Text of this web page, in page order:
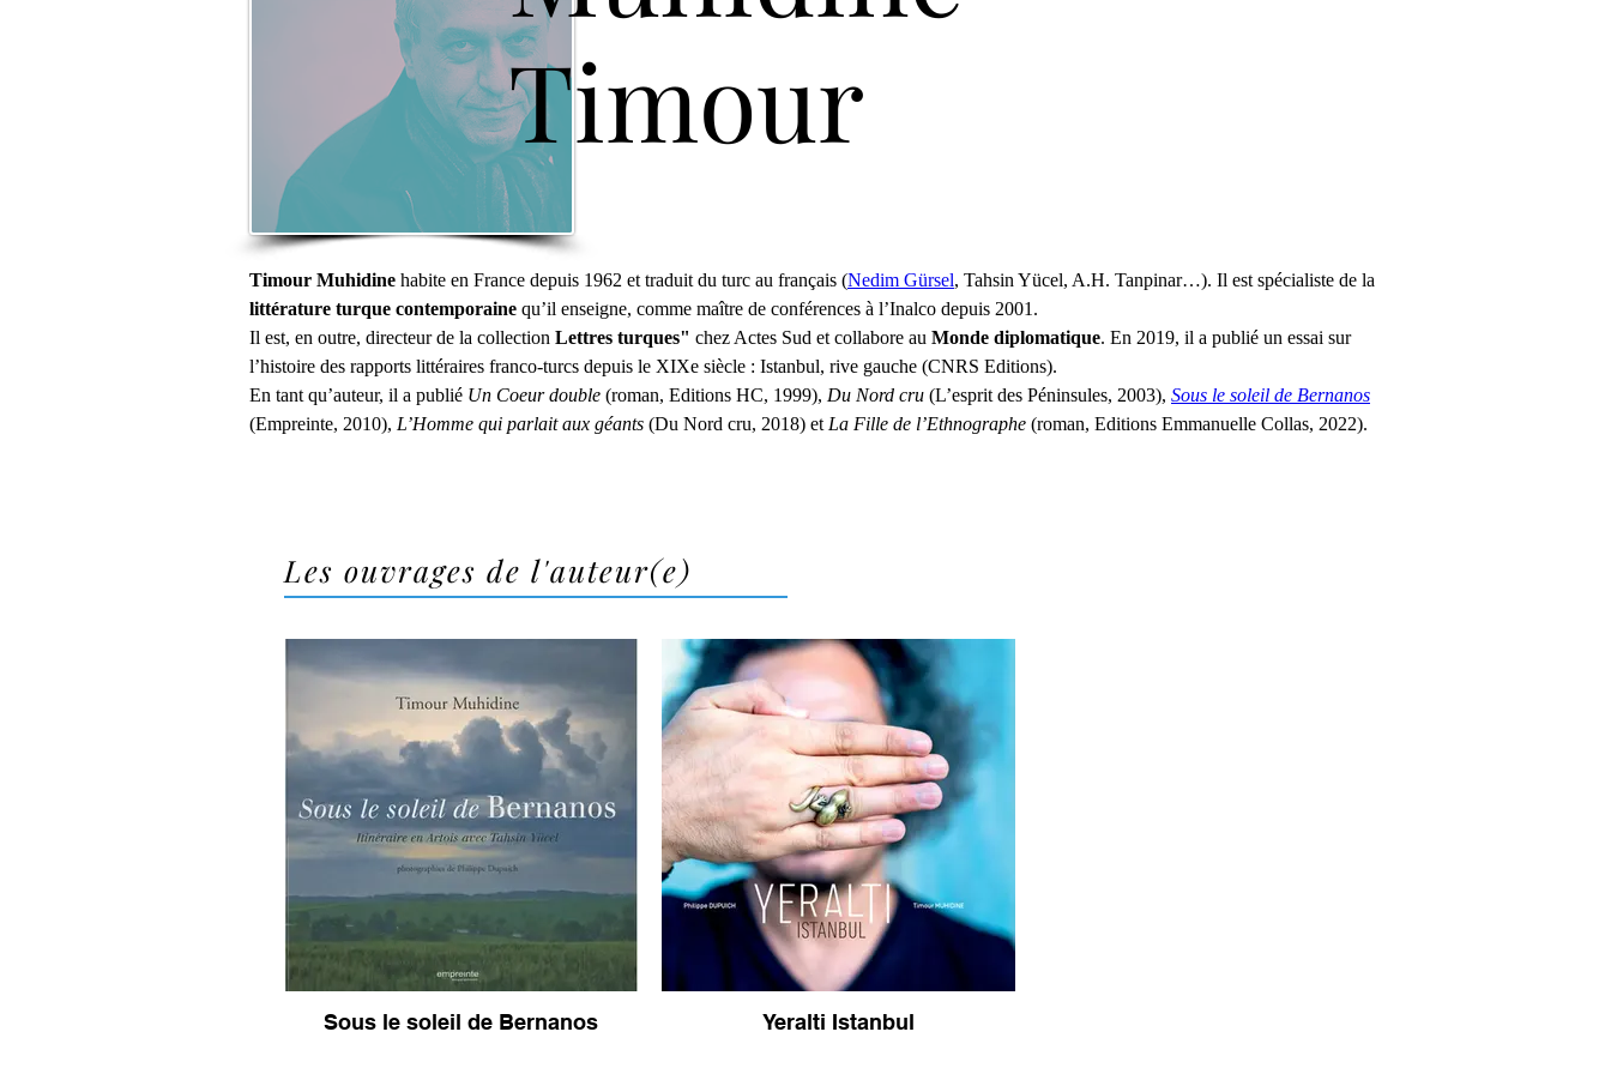
Timour
Timour Muhidine habite en France depuis 1962 et traduit du turc au français (Nedim Gürsel, Tahsin Yücel, A.H. Tanpinar…). Il est spécialiste de la
littérature turque contemporaine qu’il enseigne, comme maître de conférences à l’Inalco depuis 2001.
Il est, en outre, directeur de la collection Lettres turques" chez Actes Sud et collabore au Monde diplomatique. En 2019, il a publié un essai sur
l’histoire des rapports littéraires franco-turcs depuis le XIXe siècle : Istanbul, rive gauche (CNRS Editions).
En tant qu’auteur, il a publié Un Coeur double (roman, Editions HC, 1999), Du Nord cru (L’esprit des Péninsules, 2003), Sous le soleil de Bernanos
(Empreinte, 2010), L’Homme qui parlait aux géants (Du Nord cru, 2018) et La Fille de l’Ethnographe (roman, Editions Emmanuelle Collas, 2022).
Les ouvrages de l'auteur(e)
Sous le soleil de Bernanos Yeralti Istanbul